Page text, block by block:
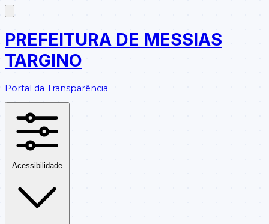
PREFEITURA DE MESSIAS
TARGINO
Portal da Transparência
Acessibilidade